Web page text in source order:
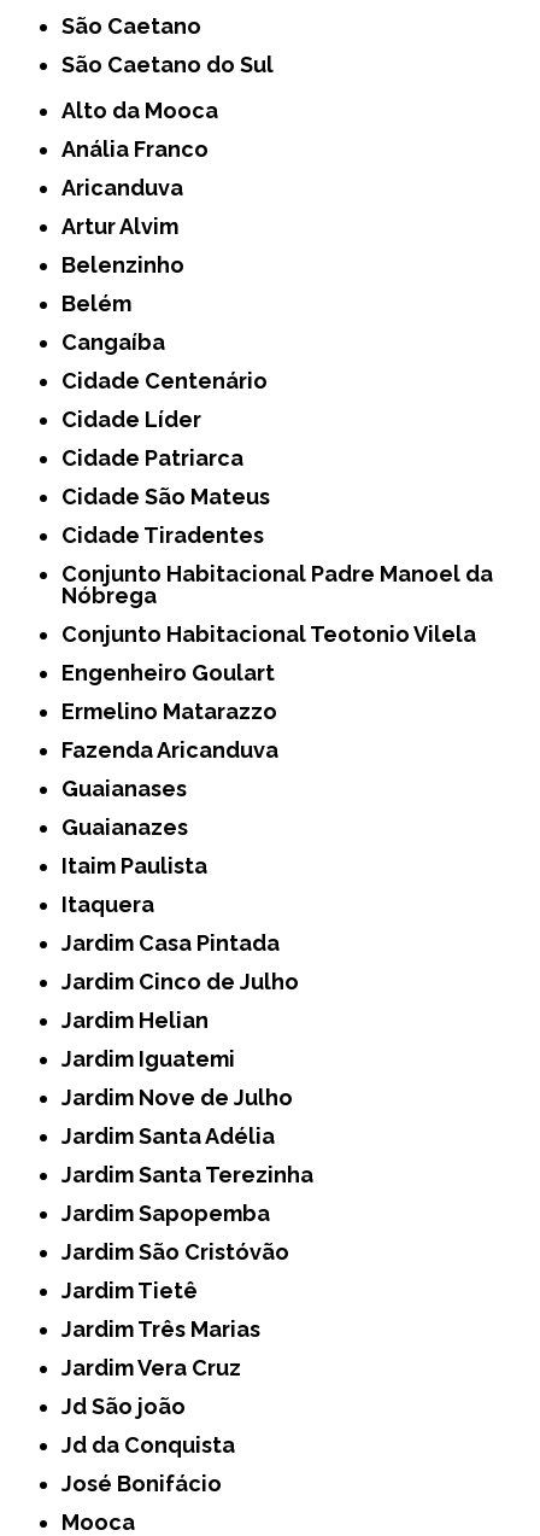
São Caetano
São Caetano do Sul
Alto da Mooca
Anália Franco
Aricanduva
Artur Alvim
Belenzinho
Belém
Cangaíba
Cidade Centenário
Cidade Líder
Cidade Patriarca
Cidade São Mateus
Cidade Tiradentes
Conjunto Habitacional Padre Manoel da
Nóbrega
Conjunto Habitacional Teotonio Vilela
Engenheiro Goulart
Ermelino Matarazzo
Fazenda Aricanduva
Guaianases
Guaianazes
Itaim Paulista
Itaquera
Jardim Casa Pintada
Jardim Cinco de Julho
Jardim Helian
Jardim Iguatemi
Jardim Nove de Julho
Jardim Santa Adélia
Jardim Santa Terezinha
Jardim Sapopemba
Jardim São Cristóvão
Jardim Tietê
Jardim Três Marias
Jardim Vera Cruz
Jd São joão
Jd da Conquista
José Bonifácio
Mooca